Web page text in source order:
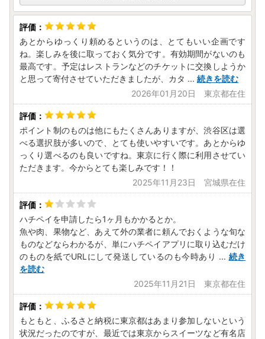
当区は、令和7年12月27日(土)～令和8年1月4日(日)まで閉庁
となり、コールセンター業務を休業しております。
お問い合わせ等ございましたら、下記までご連絡をお願いい
たします。
◆東京都渋谷区ふるさと納税サポート室
メールアドレス：support@shibuya.furusato-lg.jp
※閉庁期間中もメール対応は行っております。(1/1・土日除
く)
あとからゆっくり頼めるというのは、とてもいい企画です
ね。楽しみを後に取っておく気分です。有効期間がないのも
最高です。予定はレストランなどのチケットに交換しようか
と思って寄付させていただきましたが、カタ ... 続きを読む
2026年01月20日 東京都在住
ポイント制のものは他にもたくさんありますが、渋谷区は選
べる選択肢が多いので、とても使いやすいです。あとからゆ
っくり選べるのも良いですね。東京に行く際に利用させてい
ただきます。今からとても楽しみです！！
2025年11月23日 宮城県在住
ハチペイを申請したら1ヶ月もかかるとか。
魚や肉、果物など、あえて外の業者に頼んでおくような旬な
ものなどならわかるが、単にハチペイアプリに取り込むだけ
のものを紙でURLにして発送しているのも今時あり ... 続き
を読む
2025年11月21日 東京都在住
もともと、ふるさと納税に東京都はあまり参加しないという
状況だったのですが、最近では東京からスイーツなど有名店